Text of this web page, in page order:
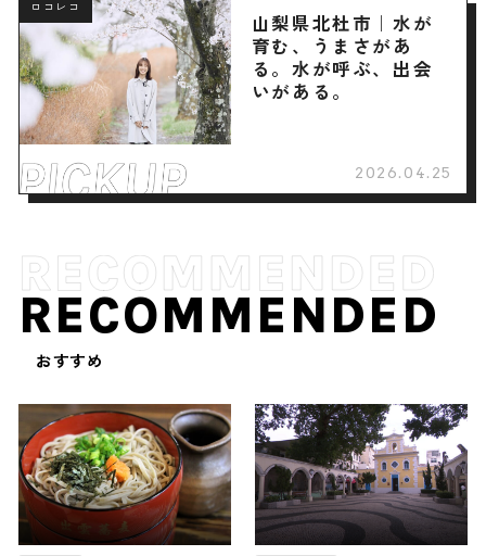
ロコレコ
山梨県北杜市｜水が
育む、うまさがあ
る。水が呼ぶ、出会
いがある。
2026.04.25
RECOMMENDED
おすすめ